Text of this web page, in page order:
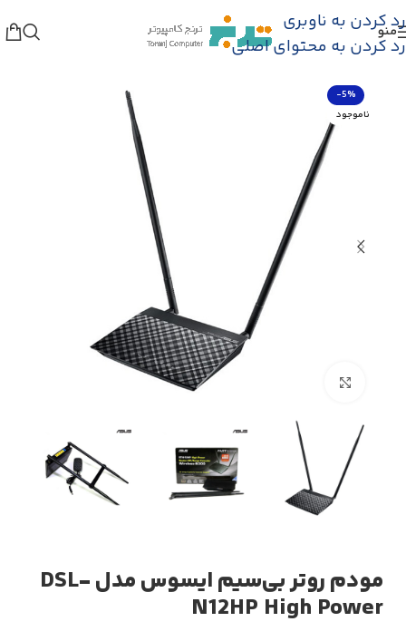
رد کردن به ناوبری
رد کردن به محتوای اصلی
منو
خانه/فروشگاه/شگفت انگیزها
-5%
ناموجود
مودم روتر بی‌سیم ایسوس مدل DSL-
N12HP High Power